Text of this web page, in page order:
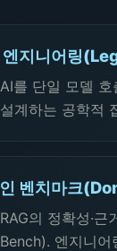
엔지니어링
를 단일 모델 호
계하는 공학적
벤치마크
의 정확성·
엔지니